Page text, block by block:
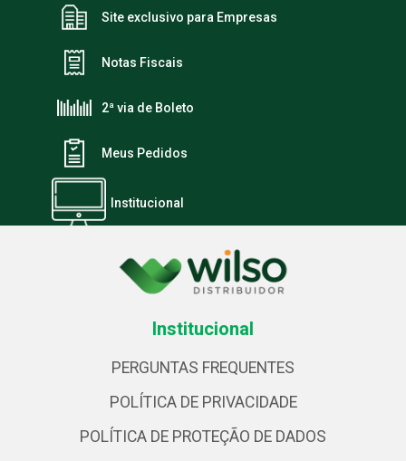
Site exclusivo para Empresas
Notas Fiscais
2ª via de Boleto
Meus Pedidos
Institucional
Institucional
PERGUNTAS FREQUENTES
POLÍTICA DE PRIVACIDADE
POLÍTICA DE PROTEÇÃO DE DADOS